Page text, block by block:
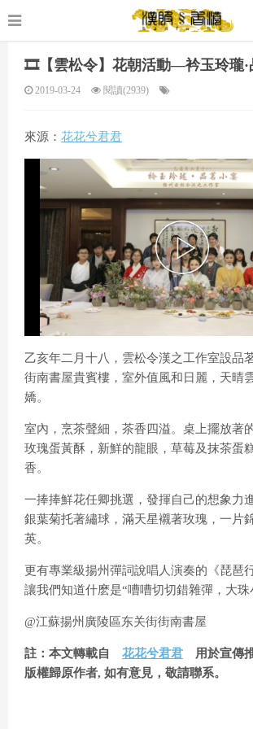
🎞️【雲松令】花朝活動—衿玉玲瓏·
2019-03-24 閱讀(2939)
來源： 花花兮君君
P
l
a
y
V
d
e
乙亥年二月十八，雲松令漢之工作室設品
街南書屋貴賓樓，室外值風和日麗，天晴
嬌。
室內，烹茶聲細，茶香四溢。桌上擺放著
玫瑰蛋黃酥，新鮮的龍眼，草莓及抹茶蛋
香。
一捧捧鮮花任卿挑選，發揮自己的想象力
銀葉菊托著繡球，滿天星襯著玫瑰，一片
英。
更有專業級揚州彈詞說唱人演奏的《琵琶
讓我們知道什麽是“嘈嘈切切錯雜彈，大珠
@江蘇揚州廣陵區东关街街南書屋
註：本文轉載自 花花兮君君 用於宣傳
版權歸原作者, 如有意見，敬請聯系。